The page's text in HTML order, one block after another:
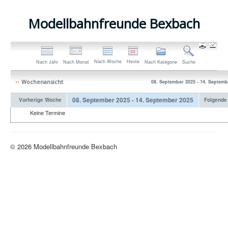
Modellbahnfreunde Bexbach
Nach Jahr Nach Monat Nach Woche Heute Nach Kategorie Suche
Wochenansicht 08. September 2025 - 14.
Vorherige Woche 08. September 2025 - 14. September 2025
Keine Termine
© 2026 Modellbahnfreunde Bexbach